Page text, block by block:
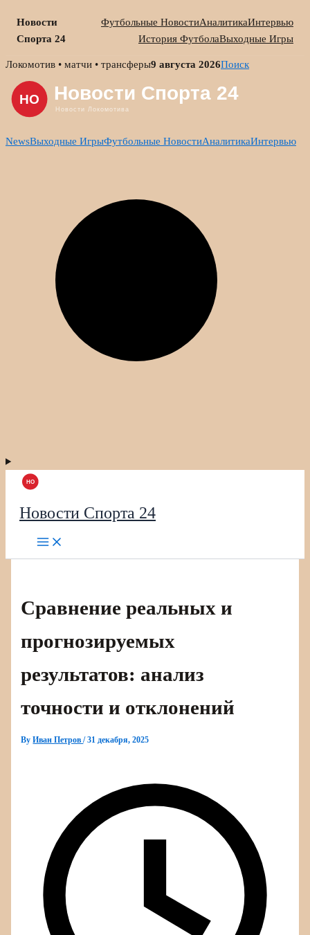
Новости
Спорта 24
Футбольные НовостиАналитикаИнтервью
История ФутболаВыходные Игры
Skip
content
Локомотив • матчи • трансферы9 августа 2026Поиск
NewsВыходные ИгрыФутбольные НовостиАналитикаИнтервью
Новости Спорта 24
Сравнение реальных и
прогнозируемых
результатов: анализ
точности и отклонений
ByИван Петров/31 декабря, 2025